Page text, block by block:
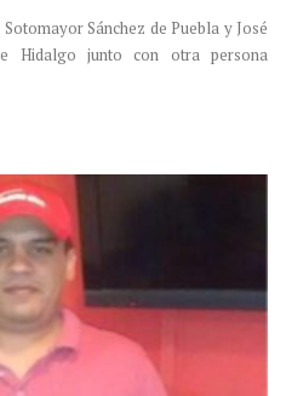
Sánchez de Puebla y José
Hidalgo junto con otra persona